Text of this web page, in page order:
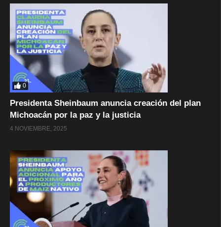
0
Presidenta Sheinbaum anuncia creación del plan
Michoacán por la paz y la justicia
4 NOVIEMBRE, 2025